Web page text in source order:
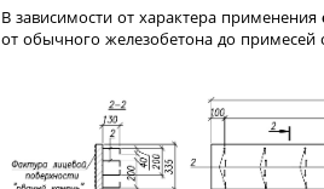
В зависимости от характера применения
от обычного железобетона до примесей